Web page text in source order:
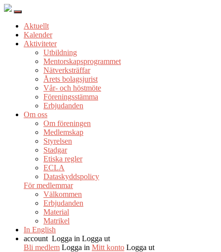
Aktuellt
Kalender
Aktiviteter
Utbildning
Mentorskapsprogrammet
Nätverksträffar
Årets bolagsjurist
Vår- och höstmöte
Föreningsstämma
Erbjudanden
Om oss
Om föreningen
Medlemskap
Styrelsen
Stadgar
Etiska regler
ECLA
Dataskyddspolicy
För medlemmar
Välkommen
Erbjudanden
Material
Matrikel
In English
account Logga in Logga ut
Bli medlem Logga in Mitt konto Logga ut